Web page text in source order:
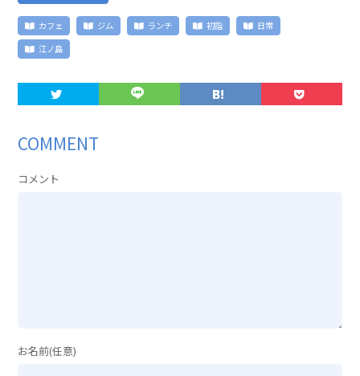
カフェ ジム ランチ 初詣
日常
江ノ島
COMMENT
コメント
お名前(任意)